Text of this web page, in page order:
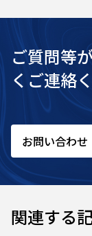
ご質問等
くご連絡
お問い合わせ
関連する